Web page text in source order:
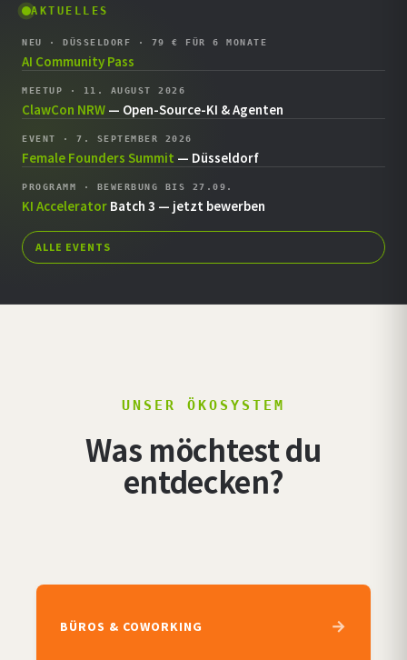
AKTUELLES
NEU · DÜSSELDORF · 79 € FÜR 6 MONATE
AI Community Pass
MEETUP · 11. AUGUST 2026
ClawCon NRW — Open-Source-KI & Agenten
EVENT · 7. SEPTEMBER 2026
Female Founders Summit — Düsseldorf
PROGRAMM · BEWERBUNG BIS 27.09.
KI Accelerator Batch 3 — jetzt bewerben
ALLE EVENTS
UNSER ÖKOSYSTEM
Was möchtest du
entdecken?
BÜROS & COWORKING